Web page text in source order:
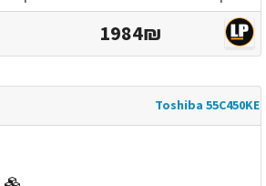
1984₪
Toshiba 55C450KE